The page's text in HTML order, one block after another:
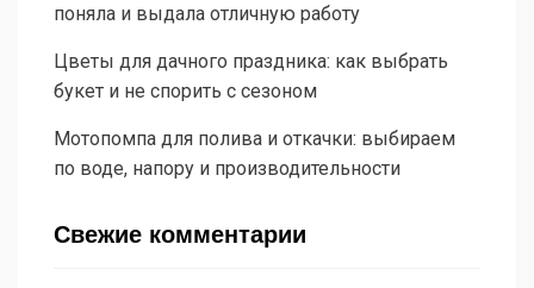
поняла и выдала отличную работу
Цветы для дачного праздника: как выбрать
букет и не спорить с сезоном
Мотопомпа для полива и откачки: выбираем
по воде, напору и производительности
Свежие комментарии